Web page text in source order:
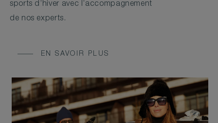
sports d’hiver avec l’accompagnement
de nos experts.
EN SAVOIR PLUS